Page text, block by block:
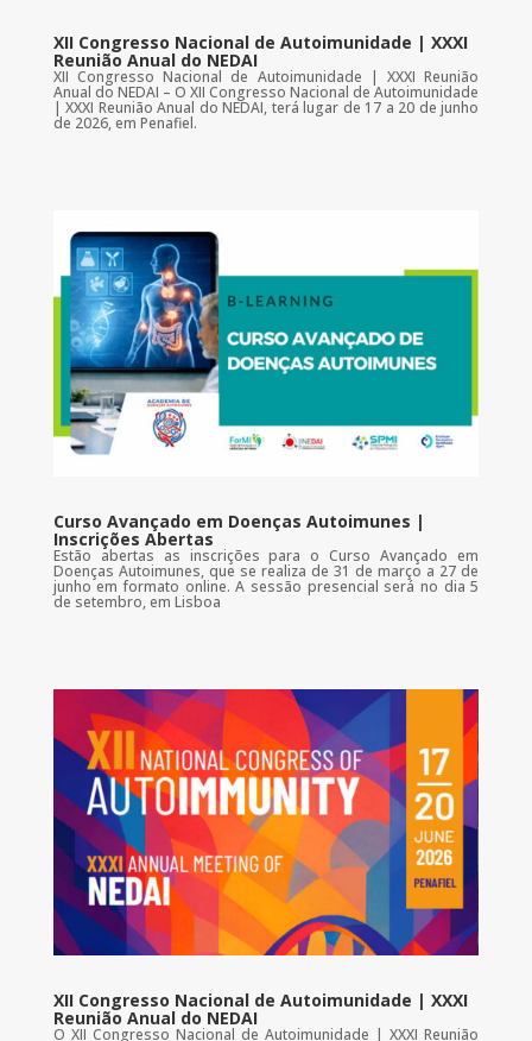
XII Congresso Nacional de Autoimunidade | XXXI
Reunião Anual do NEDAI
XII Congresso Nacional de Autoimunidade | XXXI Reunião
Anual do NEDAI – O XII Congresso Nacional de Autoimunidade
| XXXI Reunião Anual do NEDAI, terá lugar de 17 a 20 de junho
de 2026, em Penafiel.
Curso Avançado em Doenças Autoimunes |
Inscrições Abertas
Estão abertas as inscrições para o Curso Avançado em
Doenças Autoimunes, que se realiza de 31 de março a 27 de
junho em formato online. A sessão presencial será no dia 5
de setembro, em Lisboa
XII Congresso Nacional de Autoimunidade | XXXI
Reunião Anual do NEDAI
O XII Congresso Nacional de Autoimunidade | XXXI Reunião